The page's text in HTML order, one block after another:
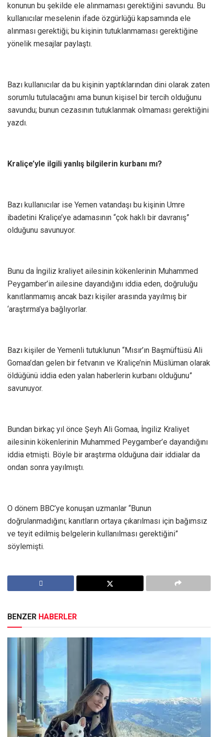
konunun bu şekilde ele alınmaması gerektiğini savundu. Bu
kullanıcılar meselenin ifade özgürlüğü kapsamında ele
alınması gerektiği; bu kişinin tutuklanmaması gerektiğine
yönelik mesajlar paylaştı.
B azı kullanıcılar da bu kişinin yaptıklarından dini olarak zaten
sorumlu tutulacağını ama bunun kişisel bir tercih olduğunu
savundu; bunun cezasının tutuklanmak olmaması gerektiğini
yazdı.
Kraliçe’yle ilgili yanlış bilgilerin kurbanı mı?
B azı kullanıcılar ise Yemen vatandaşı bu kişinin Umre
ibadetini Kraliçe’ye adamasının “çok haklı bir davranış”
olduğunu savunuyor.
Bunu da İngiliz kraliyet ailesinin kökenlerinin Muhammed
Peygamber’in ailesine dayandığını iddia eden, doğruluğu
kanıtlanmamış ancak bazı kişiler arasında yayılmış bir
‘araştırma’ya bağlıyorlar.
Bazı kişiler de Yemenli tutuklunun “Mısır’ın Başmüftüsü Ali
Gomaa’dan gelen bir fetvanın ve Kraliçe’nin Müslüman olarak
öldüğünü iddia eden yalan haberlerin kurbanı olduğunu”
savunuyor.
B undan birkaç yıl önce Şeyh Ali Gomaa, İngiliz Kraliyet
ailesinin kökenlerinin Muhammed Peygamber’e dayandığını
iddia etmişti. Böyle bir araştırma olduğuna dair iddialar da
ondan sonra yayılmıştı.
O dönem BBC’ye konuşan uzmanlar “Bunun
doğrulanmadığını; kanıtların ortaya çıkarılması için bağımsız
ve teyit edilmiş belgelerin kullanılması gerektiğini”
söylemişti.
BENZER HABERLER